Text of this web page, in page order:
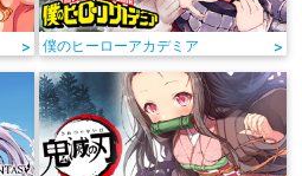
> 僕のヒーローアカデミア >